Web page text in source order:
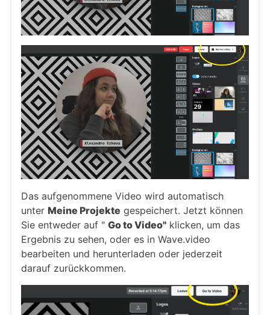
Das aufgenommene Video wird automatisch
unter Meine Projekte gespeichert. Jetzt können
Sie entweder auf " Go to Video" klicken, um das
Ergebnis zu sehen, oder es in Wave.video
bearbeiten und herunterladen oder jederzeit
darauf zurückkommen.